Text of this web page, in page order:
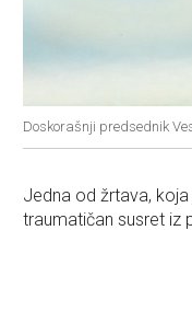
Doskorašnji predsednik
Jedna od žrtava,
traumatičan susret iz